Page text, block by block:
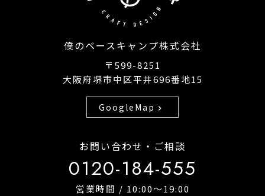
僕のベースキャンプ株式会社
〒599-8251
大阪府堺市中区平井696番地15
GoogleMap chevron_right
お問い合わせ・ご相談
0120-184-555
営業時間 / 10:00〜19:00